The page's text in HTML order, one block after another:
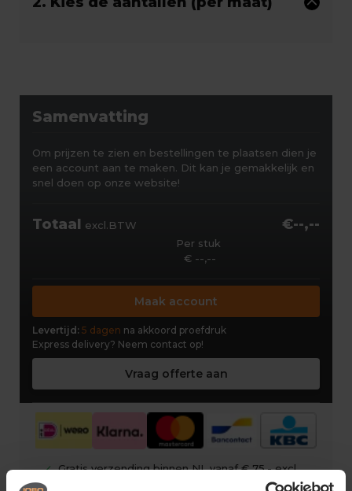
Samenvatting
Om prijzen te zien en bestellingen te plaatsen dien je
een account aan te maken. Dit kan je gemakkelijk en
snel doen op onze website!
Totaal excl.BTW €--,--
Per stuk
€ --,--
Maak account
Levertijd: 5 dagen na akkoord proefdruk
Express delivery? Neem contact op!
Vraag offerte aan
check Gratis verzending binnen NL vanaf € 75,- excl